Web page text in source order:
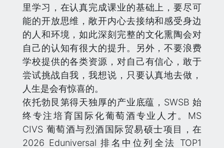
里学习，在认真完成课业的基础上，要尽可
能的开放思维，敞开内心去接纳和感受身边
的人和环境，如此深刻完整的文化熏陶会对
自己的认知有很大的提升。另外，不要浪费
学校提供的各类资源，对自己有信心，敢于
尝试挑战自我，我想说，只要认真地去做，
人生是会有惊喜的。
依托勃艮第得天独厚的产业底蕴，SWSB 始
终专注培育国际化葡萄酒专业人才。MS
CIVS 葡萄酒与烈酒国际贸易硕士项目，在
2026 Eduniversal 排名中位列全法 TOP1